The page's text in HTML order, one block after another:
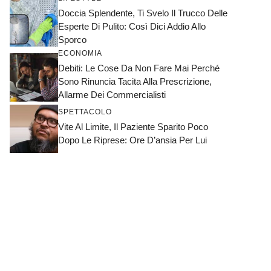
Doccia Splendente, Ti Svelo Il Trucco Delle
Esperte Di Pulito: Così Dici Addio Allo
Sporco
ECONOMIA
Debiti: Le Cose Da Non Fare Mai Perché
Sono Rinuncia Tacita Alla Prescrizione,
Allarme Dei Commercialisti
SPETTACOLO
Vite Al Limite, Il Paziente Sparito Poco
Dopo Le Riprese: Ore D’ansia Per Lui